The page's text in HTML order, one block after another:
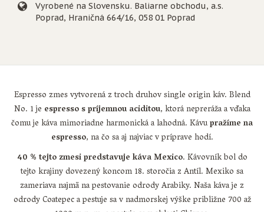
Vyrobené na Slovensku. Baliarne obchodu, a.s.
Poprad, Hraničná 664/16, 058 01 Poprad
Espresso zmes vytvorená z troch druhov single origin káv. Blend
No. 1 je espresso s príjemnou aciditou, ktorá nepreráža a vďaka
čomu je káva mimoriadne harmonická a lahodná. Kávupražíme na
espresso, na čo sa aj najviac v príprave hodí.
40 % tejto zmesi predstavuje káva Mexico. Kávovník bol do
tejto krajiny dovezený koncom 18. storočia z Antíl. Mexiko sa
zameriava najmä na pestovanie odrody Arabiky. Naša káva je z
odrody Coatepec a pestuje sa v nadmorskej výške približne 700 až